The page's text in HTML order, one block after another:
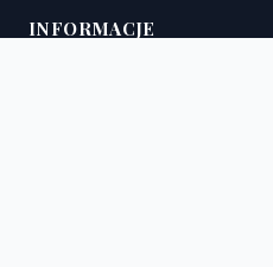
INFORMACJE